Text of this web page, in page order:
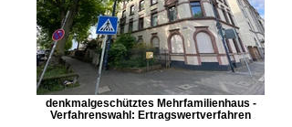
denkmalgeschütztes Mehrfamilienhaus -
Verfahrenswahl: Ertragswertverfahren